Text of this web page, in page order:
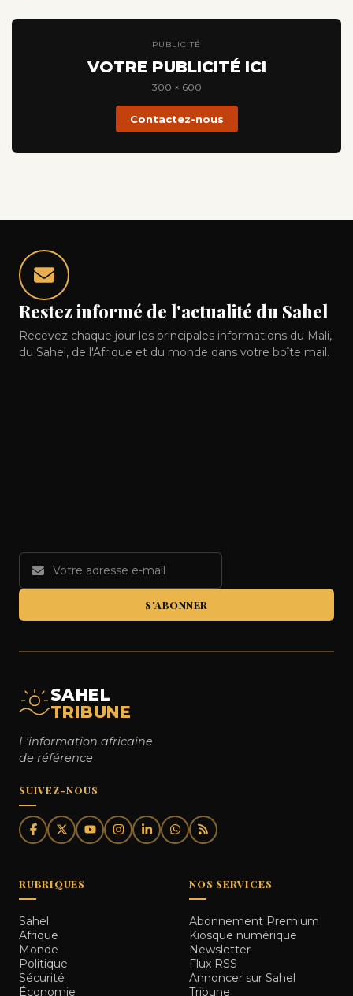
PUBLICITÉ
VOTRE PUBLICITÉ ICI
300 × 600
Contactez-nous
Restez informé de l'actualité du Sahel
Recevez chaque jour les principales informations du Mali,
du Sahel, de l'Afrique et du monde dans votre boîte mail.
S'ABONNER
SAHEL
TRIBUNE
L'information africaine
de référence
SUIVEZ-NOUS
RUBRIQUES
Sahel
Afrique
Monde
Politique
Sécurité
Économie
NOS SERVICES
Abonnement Premium
Kiosque numérique
Newsletter
Flux RSS
Annoncer sur Sahel
Tribune